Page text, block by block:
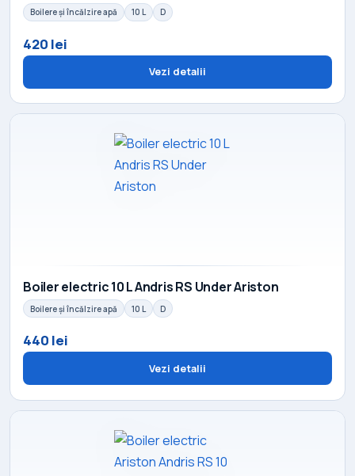
Boilere și încălzire apă 10 L D
420 lei
Vezi detalii
Boiler electric 10 L Andris RS Under Ariston
Boilere și încălzire apă 10 L D
440 lei
Vezi detalii